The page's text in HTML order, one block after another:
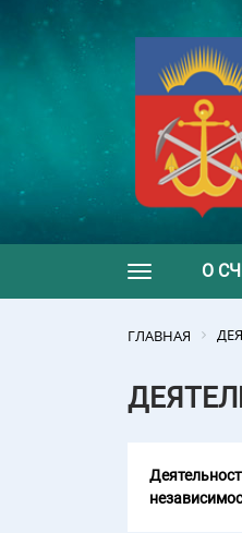
Toggle О
ГЛАВНАЯ